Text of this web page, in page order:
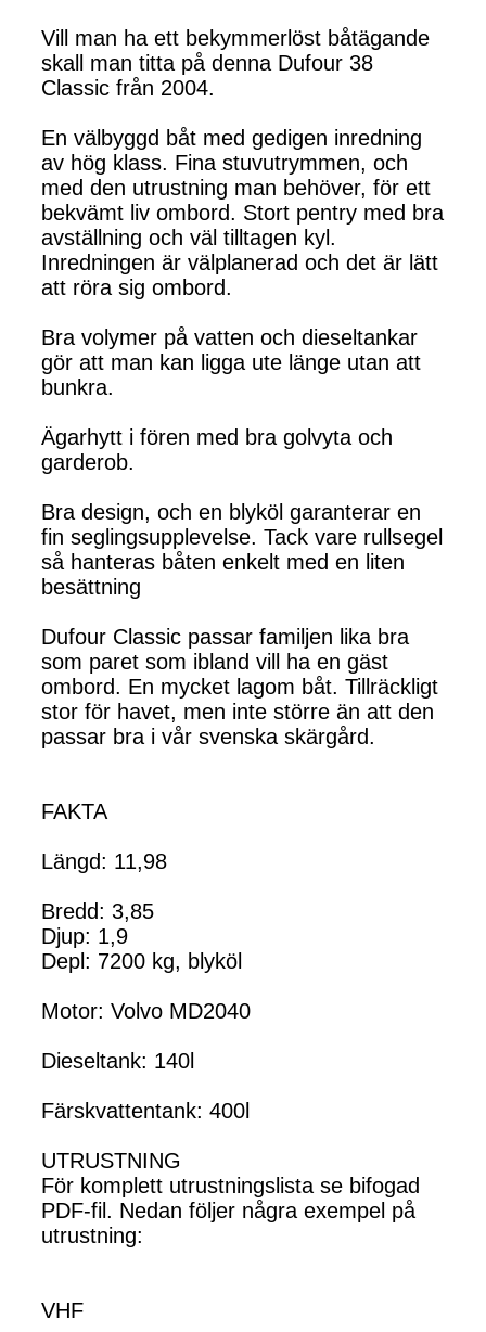
Vill man ha ett bekymmerlöst båtägande
skall man titta på denna Dufour 38
Classic från 2004.
En välbyggd båt med gedigen inredning
av hög klass. Fina stuvutrymmen, och
med den utrustning man behöver, för ett
bekvämt liv ombord. Stort pentry med bra
avställning och väl tilltagen kyl.
Inredningen är välplanerad och det är lätt
att röra sig ombord.
Bra volymer på vatten och dieseltankar
gör att man kan ligga ute länge utan att
bunkra.
Ägarhytt i fören med bra golvyta och
garderob.
Bra design, och en blyköl garanterar en
fin seglingsupplevelse. Tack vare rullsegel
så hanteras båten enkelt med en liten
besättning
Dufour Classic passar familjen lika bra
som paret som ibland vill ha en gäst
ombord. En mycket lagom båt. Tillräckligt
stor för havet, men inte större än att den
passar bra i vår svenska skärgård.
FAKTA
Längd: 11,98
Bredd: 3,85
Djup: 1,9
Depl: 7200 kg, blyköl
Motor: Volvo MD2040
Dieseltank: 140l
Färskvattentank: 400l
UTRUSTNING
För komplett utrustningslista se bifogad
PDF-fil. Nedan följer några exempel på
utrustning:
VHF